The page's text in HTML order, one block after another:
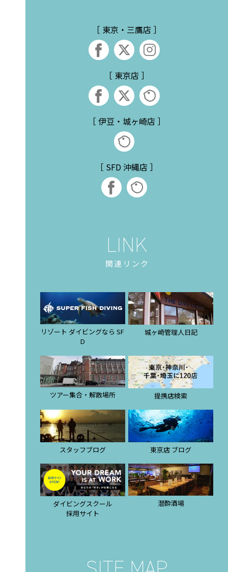
［ 東京・三鷹店 ］
［ 東京店 ］
［ 伊豆・城ヶ崎店 ］
［ SFD 沖縄店 ］
関連リンク
リゾート ダイビングなら SF
D
城ヶ崎管理人日記
ツアー集合・解散場所 提携店検索
スタッフブログ 東京店 ブログ
ダイビングスクール
採用サイト
潜酔酒場